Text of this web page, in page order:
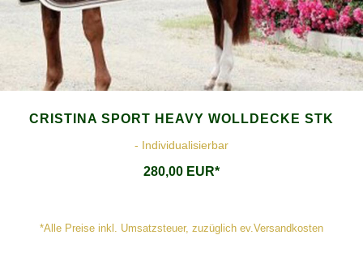
CRISTINA SPORT HEAVY WOLLDECKE STK
- Individualisierbar
280,00 EUR*
*Alle Preise inkl. Umsatzsteuer, zuzüglich ev.Versandkosten